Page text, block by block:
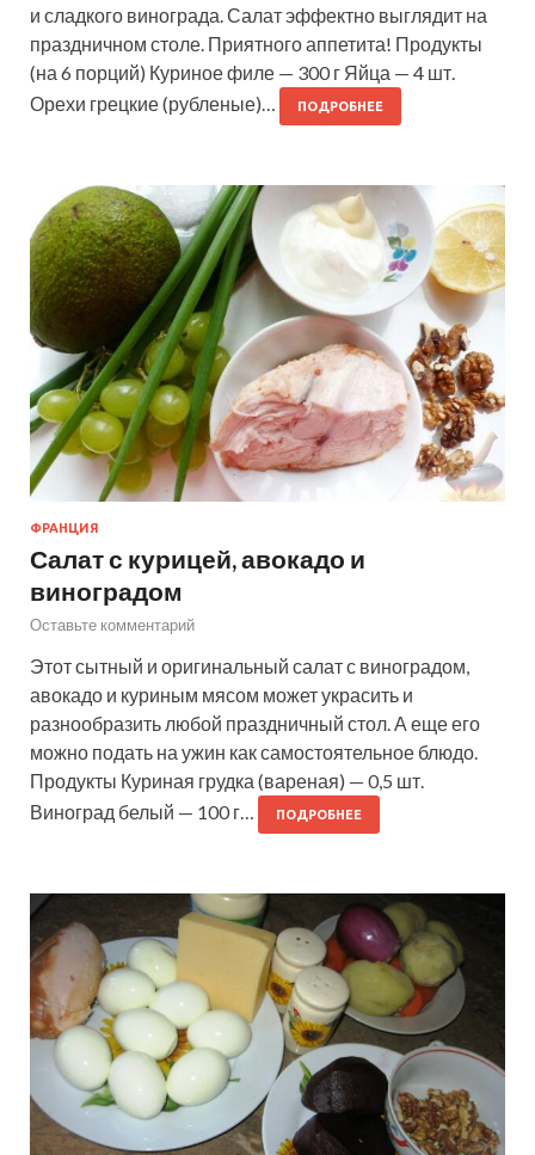
и сладкого винограда. Салат эффектно выглядит на
праздничном столе. Приятного аппетита! Продукты
(на 6 порций) Куриное филе — 300 г Яйца — 4 шт.
Орехи грецкие (рубленые)…
ПОДРОБНЕЕ
ФРАНЦИЯ
Салат с курицей, авокадо и
виноградом
Оставьте комментарий
Этот сытный и оригинальный салат с виноградом,
авокадо и куриным мясом может украсить и
разнообразить любой праздничный стол. А еще его
можно подать на ужин как самостоятельное блюдо.
Продукты Куриная грудка (вареная) — 0,5 шт.
Виноград белый — 100 г…
ПОДРОБНЕЕ